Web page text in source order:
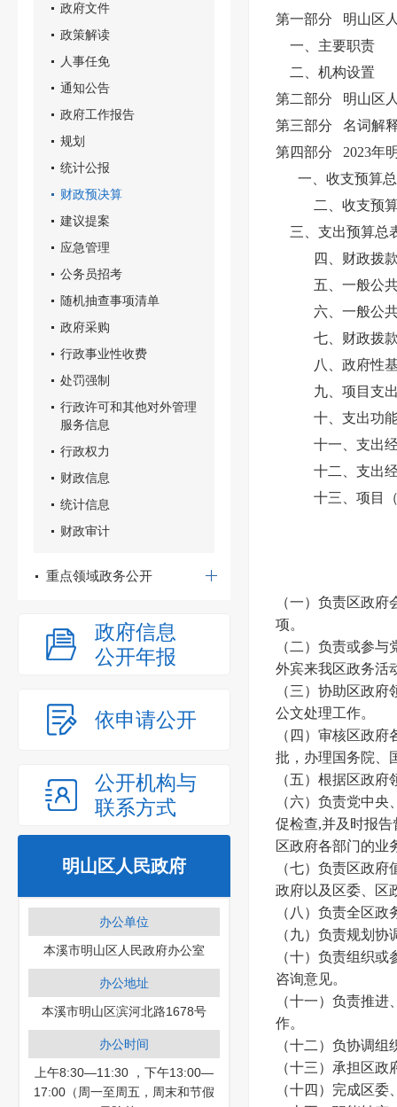
政府文件
政策解读
人事任免
通知公告
政府工作报告
规划
统计公报
财政预决算
建议提案
应急管理
公务员招考
随机抽查事项清单
政府采购
行政事业性收费
处罚强制
行政许可和其他对外管理
服务信息
行政权力
财政信息
统计信息
财政审计
重点领域政务公开
政府信息
公开年报
依申请公开
公开机构与
联系方式
明山区人民政府
办公单位
本溪市明山区人民政府办公室
办公地址
本溪市明山区滨河北路1678号
办公时间
上午8:30—11:30 ，下午13:00—
17:00（周一至周五，周末和节假
第一部分 明山区
一、主要职责
二、机构设置
第二部分 明山区
第三部分 名词解
第四部分 2023年
一、收支预算
二、收支预
三、支出预算总
四、财政拨
五、一般公
六、一般公
七、财政拨
八、政府性
九、项目支
十、支出功
十一、支出
十二、支出
十三、项目
（一）负责区政
项。
（二）负责或参
外宾来我区政务活
（三）协助区政
公文处理工作。
（四）审核区政
批，办理国务院、
（五）根据区政
（六）负责党中
促检查,并及时报
区政府各部门的业
（七）负责区政
政府以及区委、区
（八）负责全区
（九）负责规划
（十）负责组织
咨询意见。
（十一）负责推
作。
（十二）负协调
（十三）承担区
（十四）完成区